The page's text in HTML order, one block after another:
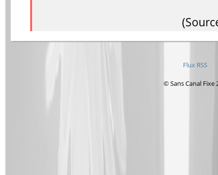
Flux RSS
© Sans Canal Fixe